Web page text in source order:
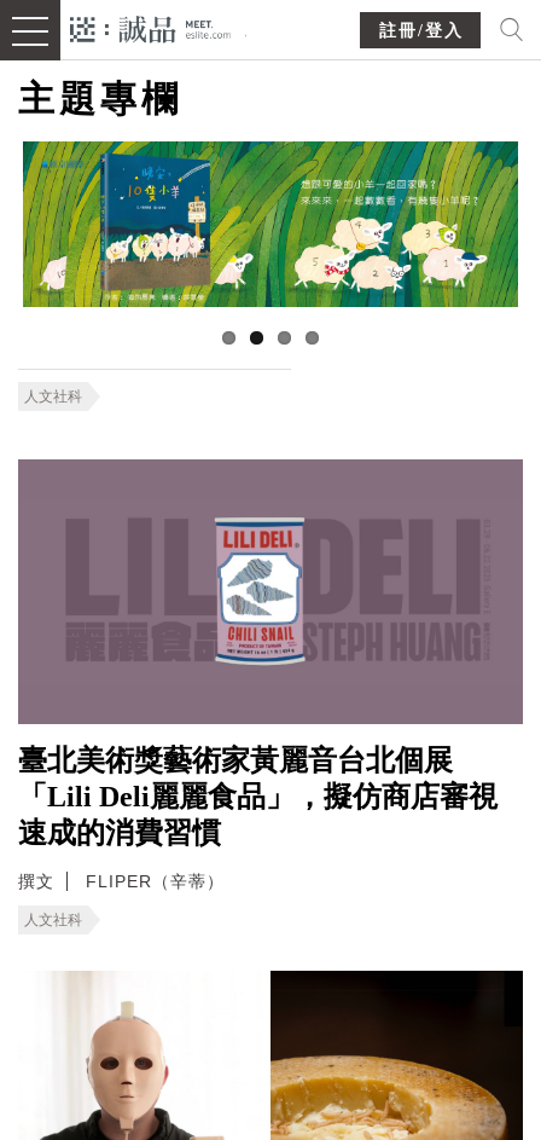
註冊/登入
主題專欄
人文社科
臺北美術獎藝術家黃麗音台北個展
「Lili Deli麗麗食品」，擬仿商店審視
速成的消費習慣
撰文 FLIPER（辛蒂）
人文社科